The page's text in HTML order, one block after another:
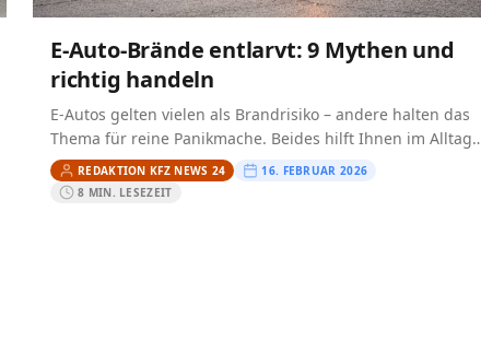
E-Auto-Brände entlarvt: 9 Mythen und
richtig handeln
E-Autos gelten vielen als Brandrisiko – andere halten das
Thema für reine Panikmache. Beides hilft Ihnen im Alltag
nicht. Entscheidend ist, zu verstehen, wie Brände…
REDAKTION KFZ NEWS 24
16. FEBRUAR 2026
8 MIN. LESEZEIT